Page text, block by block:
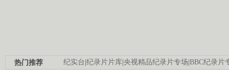
纪实台 纪录片片库 央视精品纪录片专场 BBC纪录片
热门推荐